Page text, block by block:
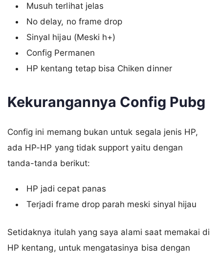
Musuh terlihat jelas
No delay, no frame drop
Sinyal hijau (Meski h+)
Config Permanen
HP kentang tetap bisa Chiken dinner
Kekurangannya Config Pubg
Config ini memang bukan untuk segala jenis HP,
ada HP-HP yang tidak support yaitu dengan
tanda-tanda berikut:
HP jadi cepat panas
Terjadi frame drop parah meski sinyal hijau
Setidaknya itulah yang saya alami saat memakai di
HP kentang, untuk mengatasinya bisa dengan